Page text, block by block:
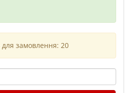
для замовлення: 20